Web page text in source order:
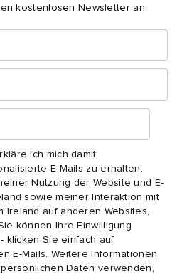
kostenlosen Newsletter an.
ich mich damit
E-Mails zu erhalten.
Nutzung der Website und E-
sowie meiner Interaktion mit
Ireland auf anderen Websites,
können Ihre Einwilligung
klicken Sie einfach auf
E-Mails. Weitere Informationen
Daten verwenden,
Way –
Reisen mit diesen
die Sie von den Städten und
Cork in die Wildnis von
Burgen und Schlössern